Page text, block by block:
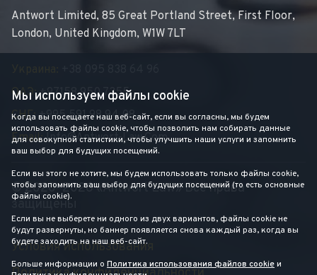
Antwort Limited, 85 Great Portland Street, First Floor,
London, United Kingdom, W1W 7LT
ОАЭ:+97158 950 7355
СНГ: +995 591 98 94 08
Email:Info@antwort-Law.com
© 2020–2026 «Antwort Law» Все права
защищены
Условия использования
Мы используем файлы cookie
Когда вы посещаете наш веб-сайт, если вы согласны, мы будем
использовать файлы cookie, чтобы позволить нам собирать данные
для совокупной статистики, чтобы улучшить наши услуги и запомнить
ваш выбор для будущих посещений.
Если вы этого не хотите, мы будем использовать только файлы cookie,
чтобы запомнить ваш выбор для будущих посещений (то есть основные
файлы cookie).
Если вы не выберете ни одного из двух вариантов, файлы cookie не
будут развернуты, но баннер появляется снова каждый раз, когда вы
будете заходить на наш веб-сайт.
Больше информации о Политика использования файлов cookieи